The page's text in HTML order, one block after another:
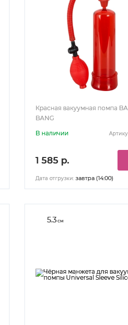
Красная вакуумная помпа
BANG
В наличии
1 585 р.
Дата отгрузки: завтра (14:00)
5.3см